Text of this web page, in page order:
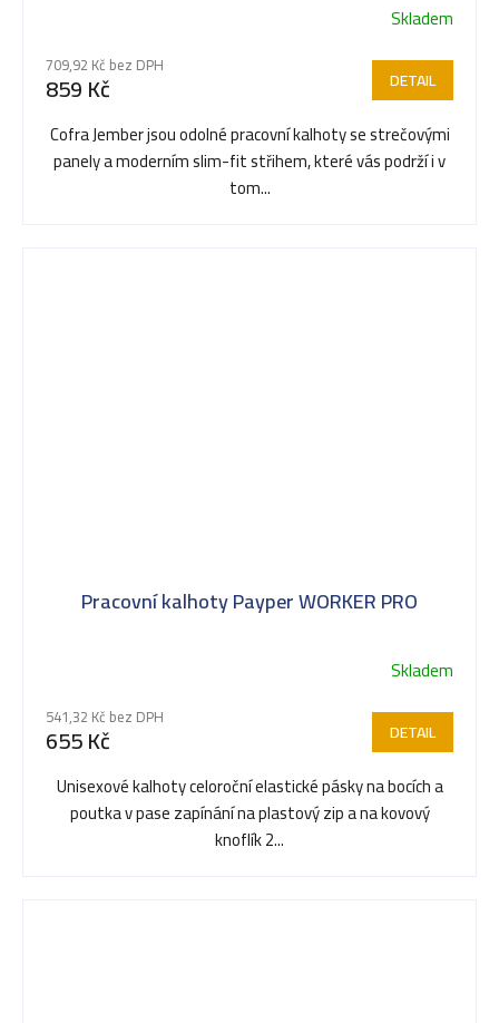
hodnocení
produktu
je
5,0
Skladem
709,92 Kč bez DPH
859 Kč DETAIL
Cofra Jember jsou odolné pracovní kalhoty se strečovými
panely a moderním slim-fit střihem, které vás podrží i v
tom...
Pracovní kalhoty Payper WORKER PRO
Skladem
541,32 Kč bez DPH
655 Kč DETAIL
Unisexové kalhoty celoroční elastické pásky na bocích a
poutka v pase zapínání na plastový zip a na kovový
knoflík 2...